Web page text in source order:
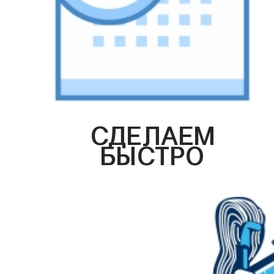
СДЕЛАЕМ
БЫСТРО